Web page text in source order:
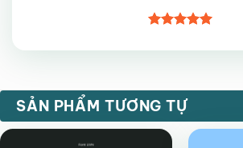
hạng55
SẢN PHẨM TƯƠNG TỰ
VIP